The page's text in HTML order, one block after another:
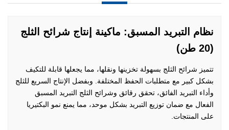
نظام التبريد المسبق: ماكينة إنتاج شرائح الثلج
(20 طن)
تتميز شرائح الثلج بسهولة تخزينها ونقلها، مما يجعلها قابلة للتكيف
بشكل كبير مع متطلبات الحفظ المختلفة. وبفضل الإنتاج السريع للثلج
وأداء التبريد الفائق، تحقق رقائق وشرائح الثلج التبريد المسبق
الفعال مع ضمان توزيع التبريد بشكل موحد، مما يمنع نمو البكتيريا
على المنتجات.